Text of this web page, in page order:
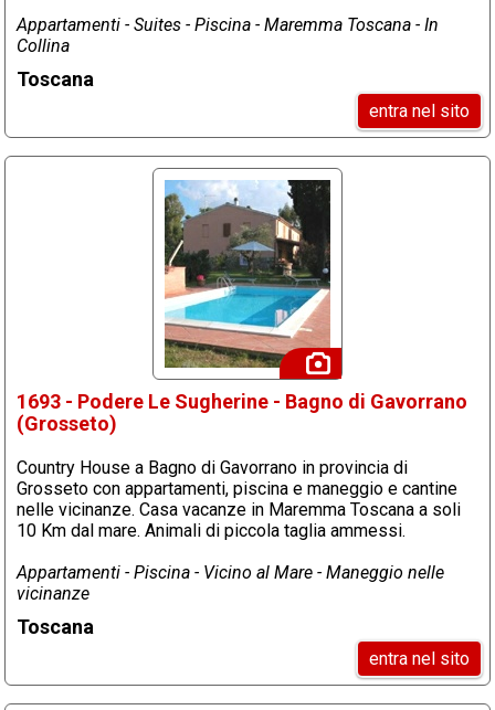
Appartamenti - Suites - Piscina - Maremma Toscana - In
Collina
Toscana
entra nel sito
1693 - Podere Le Sugherine - Bagno di Gavorrano
(Grosseto)
Country House a Bagno di Gavorrano in provincia di
Grosseto con appartamenti, piscina e maneggio e cantine
nelle vicinanze. Casa vacanze in Maremma Toscana a soli
10 Km dal mare. Animali di piccola taglia ammessi.
Appartamenti - Piscina - Vicino al Mare - Maneggio nelle
vicinanze
Toscana
entra nel sito